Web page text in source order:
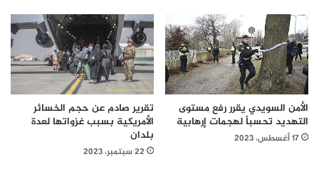
الأمن السويدي يقرر رفع مستوى
التهديد تحسباً لهجمات إرهابية
17 أغسطس، 2023
تقرير صادم عن حجم الخسائر
الأمريكية بسبب غزواتها لعدة
بلدان
22 سبتمبر، 2023